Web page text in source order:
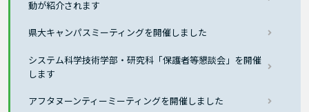
動が紹介されます
県大キャンパスミーティングを開催しました
システム科学技術学部・研究科「保護者等懇談会」を開催
します
アフタヌーンティーミーティングを開催しました